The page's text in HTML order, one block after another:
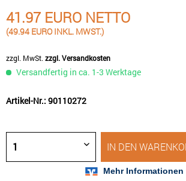
41.97 EURO NETTO
(49.94 EURO INKL. MWST.)
zzgl. MwSt. zzgl. Versandkosten
Versandfertig in ca. 1-3 Werktage
Artikel-Nr.: 90110272
IN DEN